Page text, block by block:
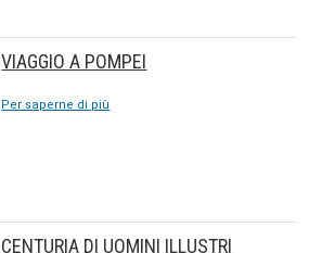
VIAGGIO A POMPEI
Per saperne di più
CENTURIA DI UOMINI ILLUSTRI